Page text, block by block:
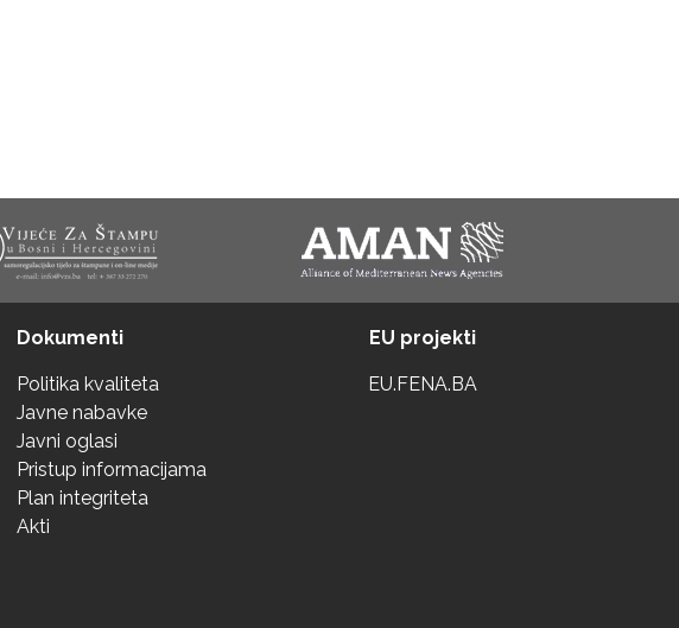
Dokumenti
Politika kvaliteta
Javne nabavke
Javni oglasi
Pristup informacijama
Plan integriteta
Akti
EU projekti
EU.FENA.BA